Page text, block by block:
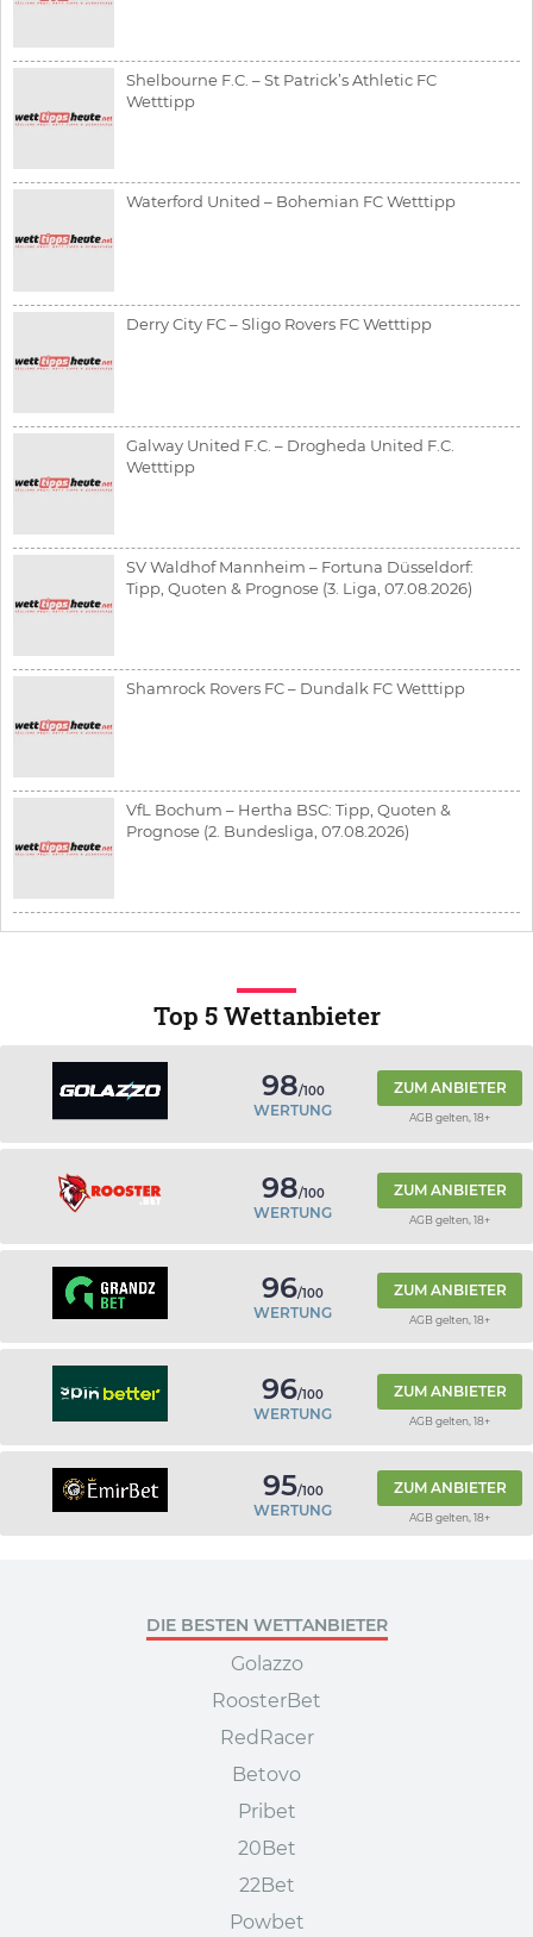
Shelbourne F.C. – St Patrick’s Athletic FC
Wetttipp
Waterford United – Bohemian FC Wetttipp
Derry City FC – Sligo Rovers FC Wetttipp
Galway United F.C. – Drogheda United F.C.
Wetttipp
SV Waldhof Mannheim – Fortuna Düsseldorf:
Tipp, Quoten & Prognose (3. Liga, 07.08.2026)
Shamrock Rovers FC – Dundalk FC Wetttipp
VfL Bochum – Hertha BSC: Tipp, Quoten &
Prognose (2. Bundesliga, 07.08.2026)
Top 5 Wettanbieter
98/100
WERTUNG
ZUM ANBIETER
AGB gelten, 18+
98/100
WERTUNG
ZUM ANBIETER
AGB gelten, 18+
96/100
WERTUNG
ZUM ANBIETER
AGB gelten, 18+
96/100
WERTUNG
ZUM ANBIETER
AGB gelten, 18+
95/100
WERTUNG
ZUM ANBIETER
AGB gelten, 18+
DIE BESTEN WETTANBIETER
Golazzo
RoosterBet
RedRacer
Betovo
Pribet
20Bet
22Bet
Powbet